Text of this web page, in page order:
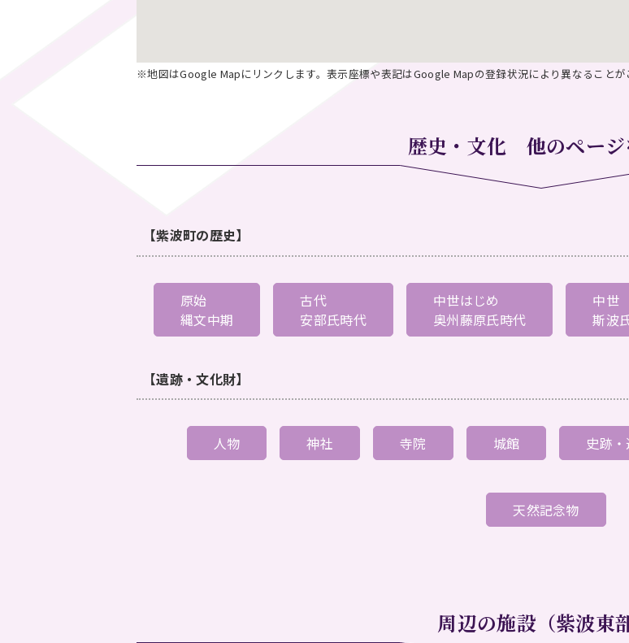
※地図はGoogle Mapにリンクします。表示座標や表記はGoogle Mapの登録状況により異なることが
歴史・文化 他のページ
【紫波町の歴史】
原始
縄文中期
古代
安部氏時代
中世はじめ
奥州藤原氏時代
中世
斯波
【遺跡・文化財】
人物 神社 寺院 城館 史跡
天然記念物
周辺の施設（紫波東部